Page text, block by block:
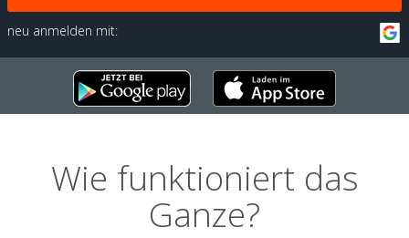
neu anmelden mit:
Wie funktioniert das
Ganze?